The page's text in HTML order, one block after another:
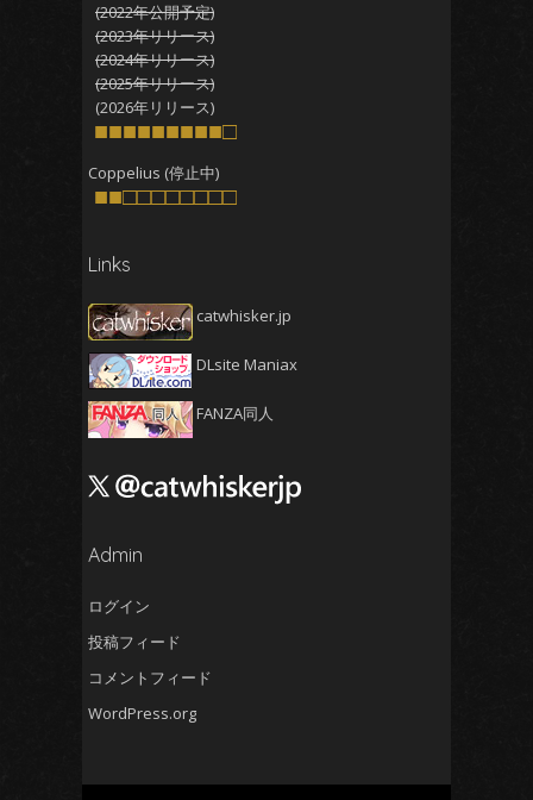
2025年10月(4)
2025年9月 (4)
2025年8月(5)
2025年7月(4)
(4)
2025年5月(5)
2025年3月
2025年2月(4)
2025年1月(5)
2024年12月(5)
2024年11月(5)
2024年9月(4)
2024年7月
(2022年公開予定)
(2023年リリース)
(2024年リリース)
(2025年リリース)
(2026年リリース)
■■■■■■■■■□
Coppelius (停止中)
■■□□□□□□□□
Links
catwhisker.jp
DLsite Maniax
FANZA同人
Admin
ログイン
投稿フィード
コメントフィード
WordPress.org